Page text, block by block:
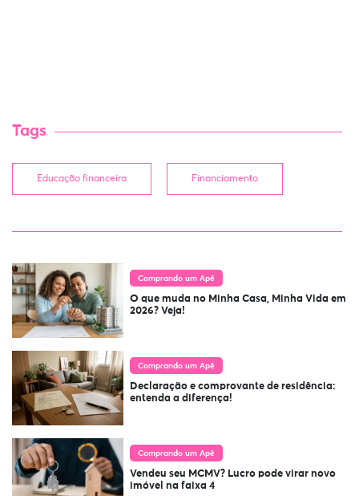
Tags
Educação financeira Financiamento
Comprando um Apê
O que muda no Minha Casa, Minha Vida em
2026? Veja!
Comprando um Apê
Declaração e comprovante de residência:
entenda a diferença!
Comprando um Apê
Vendeu seu MCMV? Lucro pode virar novo
imóvel na faixa 4